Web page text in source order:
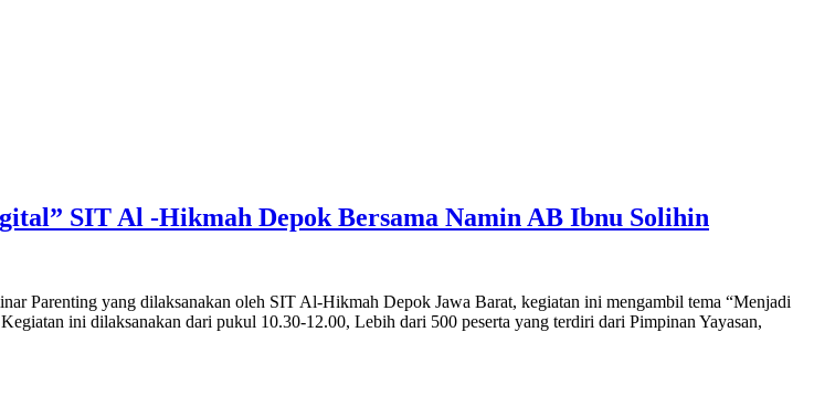
SIT Al -Hikmah Depok Bersama Namin AB Ibnu Solihin
Parenting yang dilaksanakan oleh SIT Al-Hikmah Depok Jawa Barat, kegiatan ini mengambil tema “Menjadi
ini dilaksanakan dari pukul 10.30-12.00, Lebih dari 500 peserta yang terdiri dari Pimpinan Yayasan,